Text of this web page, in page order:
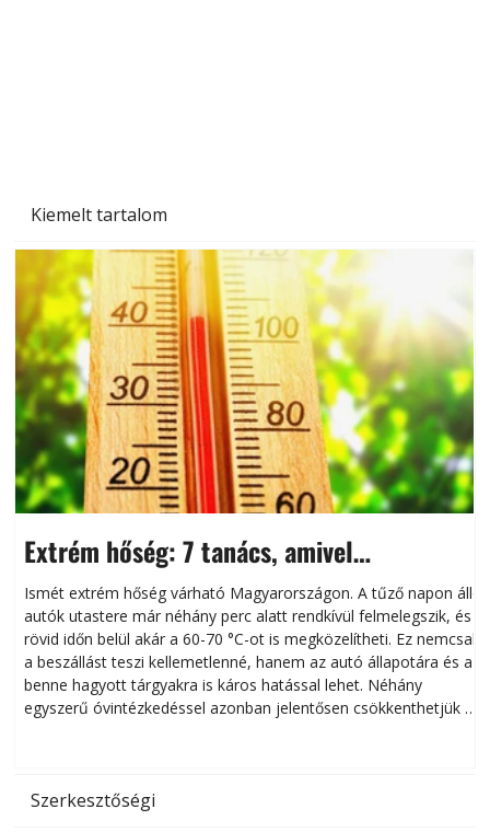
Kiemelt tartalom
Extrém hőség: 7 tanács, amivel
megóvhatjuk autónkat a nyári károktól
Ismét extrém hőség várható Magyarországon. A tűző napon álló
autók utastere már néhány perc alatt rendkívül felmelegszik, és
rövid időn belül akár a 60-70 °C-ot is megközelítheti. Ez nemcsak
a beszállást teszi kellemetlenné, hanem az autó állapotára és a
benne hagyott tárgyakra is káros hatással lehet. Néhány
egyszerű óvintézkedéssel azonban jelentősen csökkenthetjük a
Szerkesztőségi